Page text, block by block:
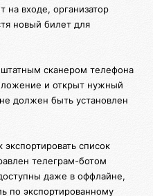
на входе, организатор
новый билет для
сканером телефона
и открыт нужный
должен быть установлен
список
телеграм-ботом
даже в оффлайне,
по экспортированному